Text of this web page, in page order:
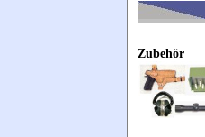
Zubehör